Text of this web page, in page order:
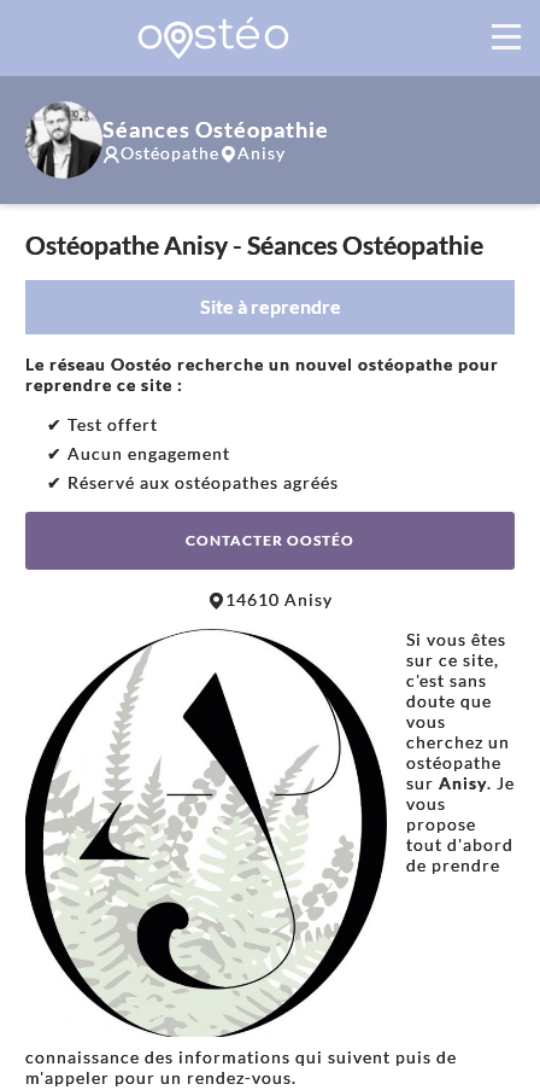
Séances Ostéopathie
Ostéopathe Anisy
Ostéopathe Anisy - Séances Ostéopathie
Site à reprendre
Le réseau Oostéo recherche un nouvel ostéopathe pour
reprendre ce site :
✔ Test offert
✔ Aucun engagement
✔ Réservé aux ostéopathes agréés
CONTACTER OOSTÉO
14610 Anisy
Si vous êtes
sur ce site,
c'est sans
doute que
vous
cherchez un
ostéopathe
sur Anisy. Je
vous
propose
tout d'abord
de prendre
connaissance des informations qui suivent puis de
m'appeler pour un rendez-vous.